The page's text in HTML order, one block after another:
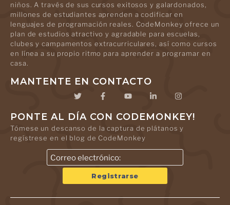
niños. A través de sus cursos exitosos y galardonados,
millones de estudiantes aprenden a codificar en
lenguajes de programación reales. CodeMonkey ofrece un
plan de estudios atractivo y agradable para escuelas,
clubes y campamentos extracurriculares, así como cursos
en línea a su propio ritmo para aprender a programar en
casa.
MANTENTE EN CONTACTO
PONTE AL DÍA CON CODEMONKEY!
Tómese un descanso de la captura de plátanos y
regístrese en el blog de CodeMonkey